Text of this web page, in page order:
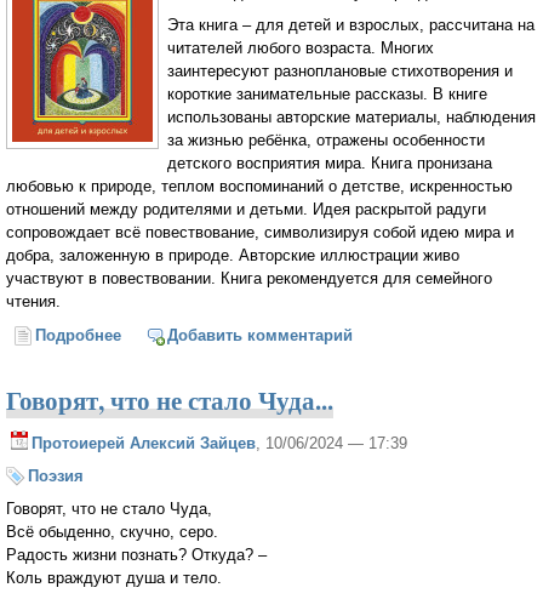
Эта книга – для детей и взрослых, рассчитана на
читателей любого возраста. Многих
заинтересуют разноплановые стихотворения и
короткие занимательные рассказы. В книге
использованы авторские материалы, наблюдения
за жизнью ребёнка, отражены особенности
детского восприятия мира. Книга пронизана
любовью к природе, теплом воспоминаний о детстве, искренностью
отношений между родителями и детьми. Идея раскрытой радуги
сопровождает всё повествование, символизируя собой идею мира и
добра, заложенную в природе. Авторские иллюстрации живо
участвуют в повествовании. Книга рекомендуется для семейного
чтения.
Подробнее о Новая книга Людмилы Максимчук «Праздник»
Добавить комментарий
Говорят, что не стало Чуда...
Протоиерей Алексий Зайцев, 10/06/2024 — 17:39
Поэзия
Говорят, что не стало Чуда,
Всё обыденно, скучно, серо.
Радость жизни познать? Откуда? –
Коль враждуют душа и тело.